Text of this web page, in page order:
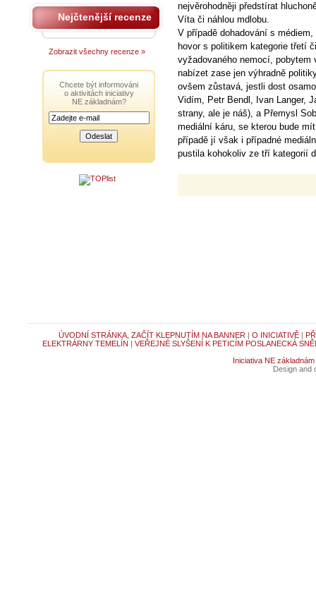
nejvěrohodněji předstírat
Víta či náhlou mdlobu.
V případě dohadování s
hovor s politikem kategorie třetí
vyžadovaného nemocí,
nabízet zase jen výhradně
ovšem zůstavá, jestli dost
Vidím, Petr Bendl, Ivan Langer,
strany, ale je náš), a Přemysl
mediální káru, se kterou bude
případě jí však i případné
pustila kohokoliv ze tří kategorií
Nejčtenější recenze
Zobrazit všechny recenze »
Chcete být informováni
o aktivitách iniciativy
NE základnám?
ÚVODNÍ STRÁNKA, ZAČÍT KLEPNUTÍM NA BANNER | O INICIATIVĚ|
ELEKTRÁRNY TEMELÍN | VEŘEJNÉ SLYŠENÍ K PETICÍM POSLANECKÁ
Iniciativa NE základnám
Design and